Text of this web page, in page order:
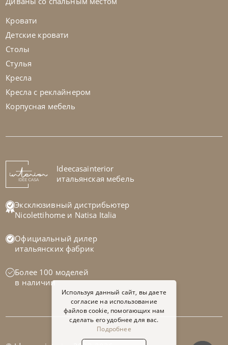
Кровать Cupido
На заказ 45-90 дн
Кровати
Детские кровати
Столы
Стулья
Кресла
Кресла с реклайнером
Корпусная мебель
Ideecasainterior
итальянская мебель
Эксклюзивный дистрибьютер
Nicolettihome и Natisa Italia
Официальный дилер
итальянских фабрик
Более 100 моделей
в наличии
Используя данный сайт, вы даете
согласие на использование
файлов cookie, помогающих нам
сделать его удобнее для вас.
Подробнее